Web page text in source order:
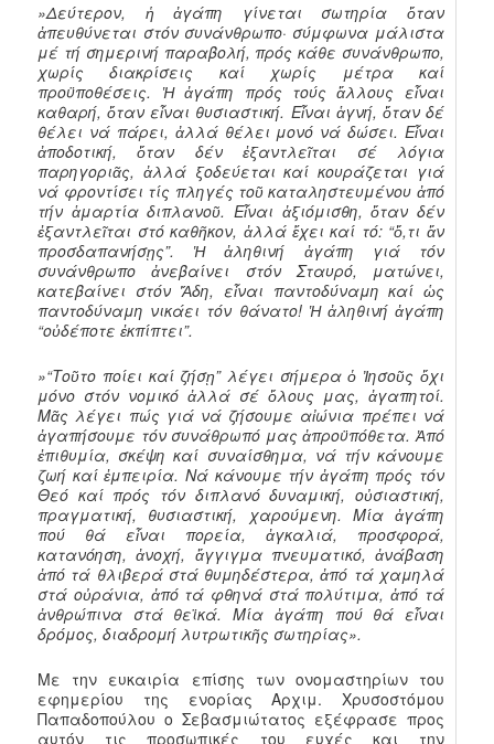
»Δεύτερον, ἡ ἀγάπη γίνεται σωτηρία ὅταν
ἀπευθύνεται στόν συνάνθρωπο· σύμφωνα μάλιστα
μέ τή σημερινή παραβολή, πρός κάθε συνάνθρωπο,
χωρίς διακρίσεις καί χωρίς μέτρα καί
προϋποθέσεις. Ἡ ἀγάπη πρός τούς ἄλλους εἶναι
καθαρή, ὅταν εἶναι θυσιαστική. Εἶναι ἁγνή, ὅταν δέ
θέλει νά πάρει, ἀλλά θέλει μονό νά δώσει. Εἶναι
ἀποδοτική, ὅταν δέν ἐξαντλεῖται σέ λόγια
παρηγοριᾶς, ἀλλά ξοδεύεται καί κουράζεται γιά
νά φροντίσει τίς πληγές τοῦ καταληστευμένου ἀπό
τήν ἁμαρτία διπλανοῦ. Εἶναι ἀξιόμισθη, ὅταν δέν
ἐξαντλεῖται στό καθῆκον, ἀλλά ἔχει καί τό: “ὅ,τι ἄν
προσδαπανήσῃς”. Ἡ ἀληθινή ἀγάπη γιά τόν
συνάνθρωπο ἀνεβαίνει στόν Σταυρό, ματώνει,
κατεβαίνει στόν Ἅδη, εἶναι παντοδύναμη καί ὡς
παντοδύναμη νικάει τόν θάνατο! Ἡ ἀληθινή ἀγάπη
“οὐδέποτε ἐκπίπτει”.
»“Τοῦτο ποίει καί ζήσῃ” λέγει σήμερα ὁ Ἰησοῦς ὄχι
μόνο στόν νομικό ἀλλά σέ ὅλους μας, ἀγαπητοί.
Μᾶς λέγει πώς γιά νά ζήσουμε αἰώνια πρέπει νά
ἀγαπήσουμε τόν συνάθρωπό μας ἀπροϋπόθετα. Ἀπό
ἐπιθυμία, σκέψη καί συναίσθημα, νά τήν κάνουμε
ζωή καί ἐμπειρία. Νά κάνουμε τήν ἀγάπη πρός τόν
Θεό καί πρός τόν διπλανό δυναμική, οὐσιαστική,
πραγματική, θυσιαστική, χαρούμενη. Μία ἀγάπη
πού θά εἶναι πορεία, ἀγκαλιά, προσφορά,
κατανόηση, ἀνοχή, ἄγγιγμα πνευματικό, ἀνάβαση
ἀπό τά θλιβερά στά θυμηδέστερα, ἀπό τά χαμηλά
στά οὐράνια, ἀπό τά φθηνά στά πολύτιμα, ἀπό τά
ἀνθρώπινα στά θεϊκά. Μία ἀγάπη πού θά εἶναι
δρόμος, διαδρομή λυτρωτικῆς σωτηρίας».
Με την ευκαιρία επίσης των ονομαστηρίων του
εφημερίου της ενορίας Αρχιμ. Χρυσοστόμου
Παπαδοπούλου ο Σεβασμιώτατος εξέφρασε προς
αυτόν τις προσωπικές του ευχές και την